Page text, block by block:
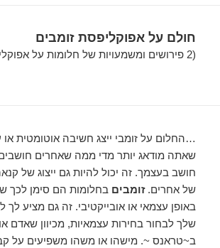
חולם על אפוקליפסת זומבים
(2 פירושים ומשמעויות של חלומות על אפוקליפסת זומבים)
…החלום על זומבי ייצג חשיבה אוטומטית או
שאתה מודאג יותר מדי ממה שאחרים
חושב בעצמך. זה יכול להיות גם ייצוג של
של אחרים.זומבים בחלומות הם סימן לכך
באופן עצמאי או אובייקטיבי. זה גם מציע
שלך לבחור בחירות עצמאיות, מכיוון שאדם
ב~טראנס ~. מישהו או משהו משפיעים על